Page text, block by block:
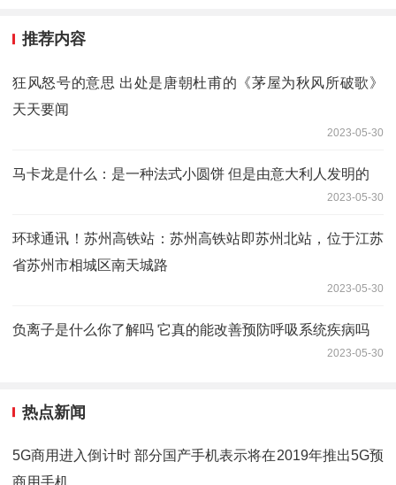
推荐内容
狂风怒号的意思 出处是唐朝杜甫的《茅屋为秋风所破歌》
天天要闻
2023-05-30
马卡龙是什么：是一种法式小圆饼 但是由意大利人发明的
2023-05-30
环球通讯！苏州高铁站：苏州高铁站即苏州北站，位于江苏
省苏州市相城区南天城路
2023-05-30
负离子是什么你了解吗 它真的能改善预防呼吸系统疾病吗
2023-05-30
热点新闻
5G商用进入倒计时 部分国产手机表示将在2019年推出5G预